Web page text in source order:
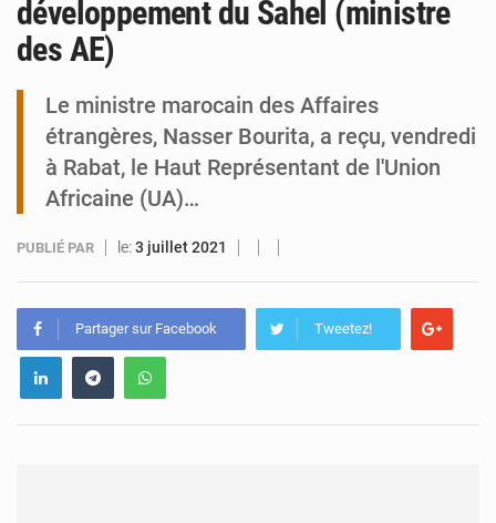
développement du Sahel (ministre
des AE)
Le ministre marocain des Affaires
étrangères, Nasser Bourita, a reçu, vendredi
à Rabat, le Haut Représentant de l'Union
Africaine (UA)…
PUBLIÉ PAR le:3 juillet 2021
Partager sur Facebook Tweetez!